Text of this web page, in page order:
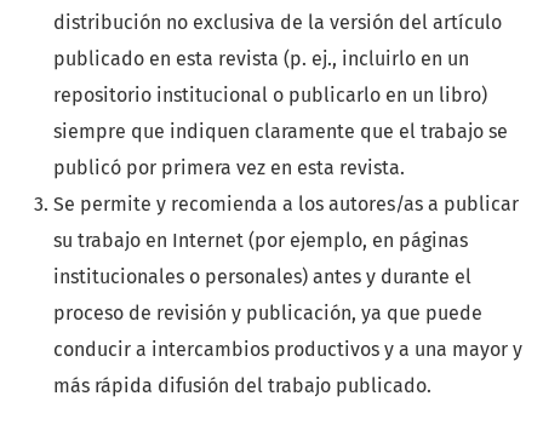
distribución no exclusiva de la versión del artículo
publicado en esta revista (p. ej., incluirlo en un
repositorio institucional o publicarlo en un libro)
siempre que indiquen claramente que el trabajo se
publicó por primera vez en esta revista.
Se permite y recomienda a los autores/as a publicar
su trabajo en Internet (por ejemplo, en páginas
institucionales o personales) antes y durante el
proceso de revisión y publicación, ya que puede
conducir a intercambios productivos y a una mayor y
más rápida difusión del trabajo publicado.